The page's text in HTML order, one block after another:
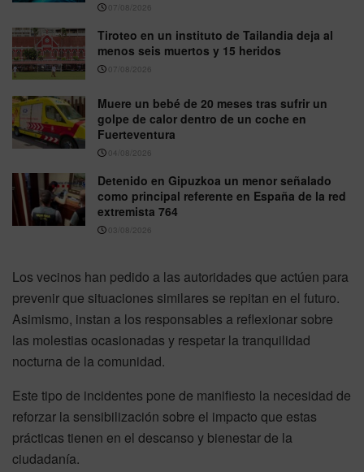
07/08/2026
Tiroteo en un instituto de Tailandia deja al
menos seis muertos y 15 heridos
07/08/2026
Muere un bebé de 20 meses tras sufrir un
golpe de calor dentro de un coche en
Fuerteventura
04/08/2026
Detenido en Gipuzkoa un menor señalado
como principal referente en España de la red
extremista 764
03/08/2026
Los vecinos han pedido a las autoridades que actúen para
prevenir que situaciones similares se repitan en el futuro.
Asimismo, instan a los responsables a reflexionar sobre
las molestias ocasionadas y respetar la tranquilidad
nocturna de la comunidad.
Este tipo de incidentes pone de manifiesto la necesidad de
reforzar la sensibilización sobre el impacto que estas
prácticas tienen en el descanso y bienestar de la
ciudadanía.